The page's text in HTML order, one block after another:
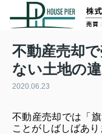
不動産売却
ない土地の
2020.06.23
不動産売却では「
ことがしばしばあり